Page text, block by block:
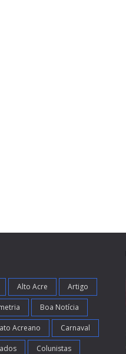
Alto Acre Artigo
Boa Notícia
Acreano Carnaval
Colunistas